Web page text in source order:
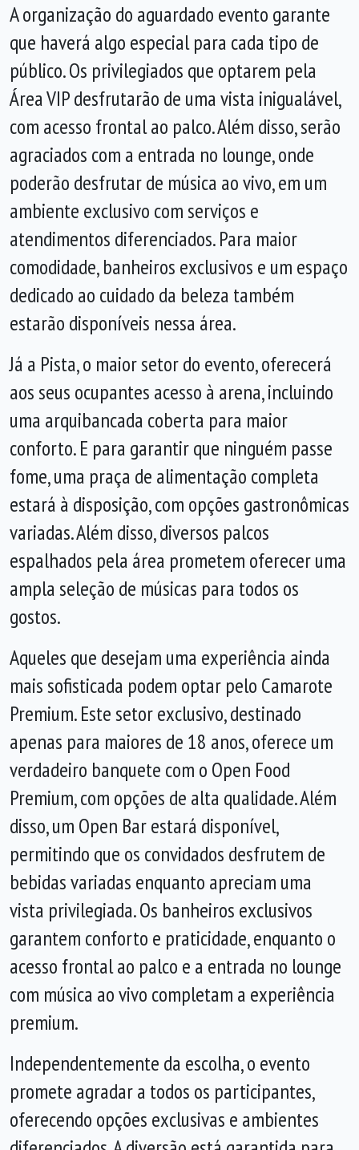
A organização do aguardado evento garante
que haverá algo especial para cada tipo de
público. Os privilegiados que optarem pela
Área VIP desfrutarão de uma vista inigualável,
com acesso frontal ao palco. Além disso, serão
agraciados com a entrada no lounge, onde
poderão desfrutar de música ao vivo, em um
ambiente exclusivo com serviços e
atendimentos diferenciados. Para maior
comodidade, banheiros exclusivos e um espaço
dedicado ao cuidado da beleza também
estarão disponíveis nessa área.
Já a Pista, o maior setor do evento, oferecerá
aos seus ocupantes acesso à arena, incluindo
uma arquibancada coberta para maior
conforto. E para garantir que ninguém passe
fome, uma praça de alimentação completa
estará à disposição, com opções gastronômicas
variadas. Além disso, diversos palcos
espalhados pela área prometem oferecer uma
ampla seleção de músicas para todos os
gostos.
Aqueles que desejam uma experiência ainda
mais sofisticada podem optar pelo Camarote
Premium. Este setor exclusivo, destinado
apenas para maiores de 18 anos, oferece um
verdadeiro banquete com o Open Food
Premium, com opções de alta qualidade. Além
disso, um Open Bar estará disponível,
permitindo que os convidados desfrutem de
bebidas variadas enquanto apreciam uma
vista privilegiada. Os banheiros exclusivos
garantem conforto e praticidade, enquanto o
acesso frontal ao palco e a entrada no lounge
com música ao vivo completam a experiência
premium.
Independentemente da escolha, o evento
promete agradar a todos os participantes,
oferecendo opções exclusivas e ambientes